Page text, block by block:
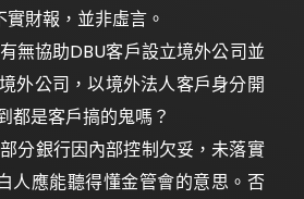
財報，並非虛言。
無協助DBU客戶設立境外公司並
外公司，以境外法人客戶身分開
都是客戶搞的鬼嗎？
分銀行因內部控制欠妥，未落實
人應能聽得懂金管會的意思。否